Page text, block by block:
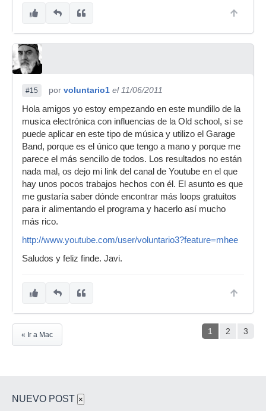
#15 por voluntario1 el 11/06/2011
Hola amigos yo estoy empezando en este mundillo de la
musica electrónica con influencias de la Old school, si se
puede aplicar en este tipo de música y utilizo el Garage
Band, porque es el único que tengo a mano y porque me
parece el más sencillo de todos. Los resultados no están
nada mal, os dejo mi link del canal de Youtube en el que
hay unos pocos trabajos hechos con él. El asunto es que
me gustaría saber dónde encontrar más loops gratuitos
para ir alimentando el programa y hacerlo así mucho
más rico.
http://www.youtube.com/user/voluntario3?feature=mhee
Saludos y feliz finde. Javi.
1 2 3
« Ir a Mac
NUEVO POST ×